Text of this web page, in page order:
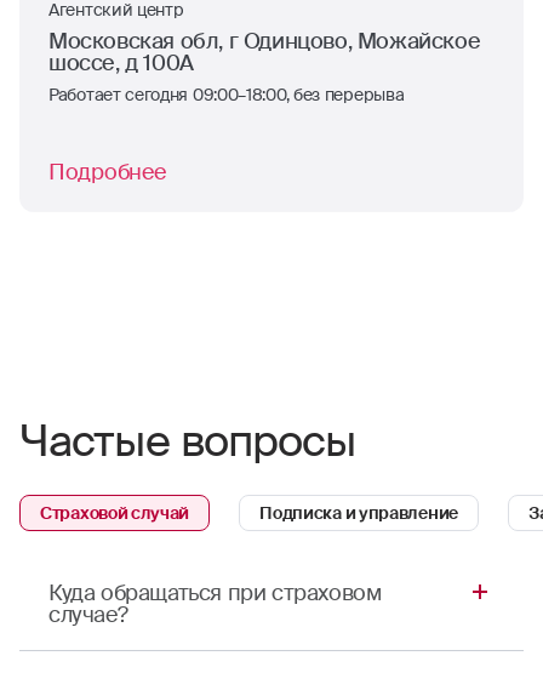
Московская обл, г Одинцово, Можайское
шоссе, д 100А
Работает сегодня 09:00–18:00, без перерыва
Подробнее
Частые вопросы
Страховой случай Подписка и управление
Куда обращаться при страховом
случае?